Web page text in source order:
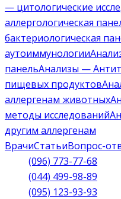
— цитологические
аллергологическая
бактериологическая
аутоиммунологии
панельАнализы —
пищевых продуктов
аллергенам животных
методы исследований
другим аллергенам
ВрачиСтатьиВопрос-
(096) 773-77-68
(044) 499-98-89
(095) 123-93-93